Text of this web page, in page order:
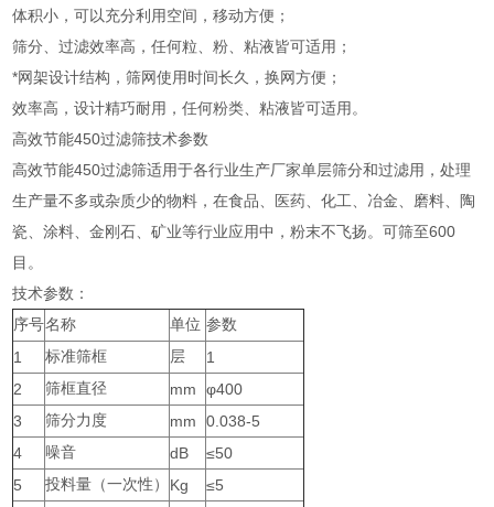
体积小，可以充分利用空间，移动方便；
筛分、过滤效率高，任何粒、粉、粘液皆可适用；
*网架设计结构，筛网使用时间长久，换网方便；
效率高，设计精巧耐用，任何粉类、粘液皆可适用。
高效节能450过滤筛技术参数
高效节能450过滤筛适用于各行业生产厂家单层筛分和过滤用，处理
生产量不多或杂质少的物料，在食品、医药、化工、冶金、磨料、陶
瓷、涂料、金刚石、矿业等行业应用中，粉末不飞扬。可筛至600
目。
技术参数：
序号名称 单位 参数
1 标准筛框 层
1
2
筛框直径 mm
φ400
3
筛分力度 mm
0.038-5
4
噪音 dB
≤50
5
投料量（一次性） Kg
≤5